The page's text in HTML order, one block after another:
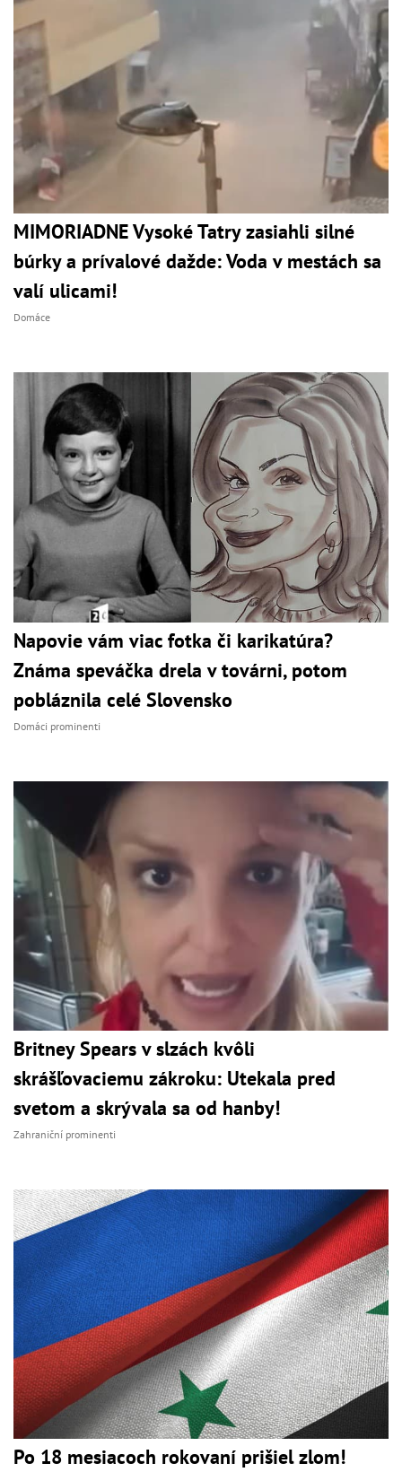
MIMORIADNE Vysoké Tatry zasiahli silné
búrky a prívalové dažde: Voda v mestách sa
valí ulicami!
Domáce
Napovie vám viac fotka či karikatúra?
Známa speváčka drela v továrni, potom
pobláznila celé Slovensko
Domáci prominenti
Britney Spears v slzách kvôli
skrášľovaciemu zákroku: Utekala pred
svetom a skrývala sa od hanby!
Zahraniční prominenti
Po 18 mesiacoch rokovaní prišiel zlom!